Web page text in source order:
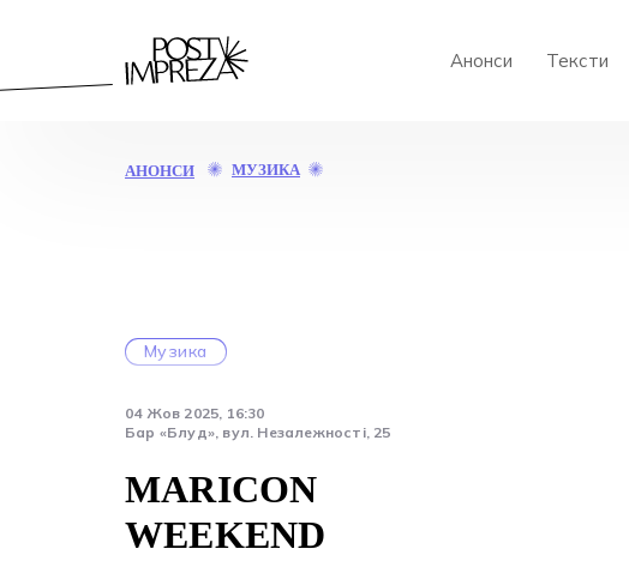
Анонси Тексти
АНОНСИ МУЗИКА
Музика
04 Жов 2025, 16:30
Бар «Блуд», вул. Незалежності, 25
MARICON
WEEKEND